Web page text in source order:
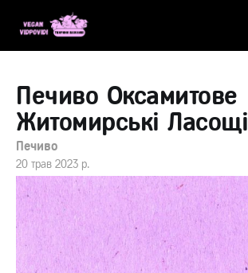
Печиво Оксамитове
Житомирські Ласощі
Печиво
20 трав 2023 р.